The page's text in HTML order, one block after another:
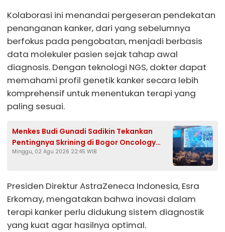
Kolaborasi ini menandai pergeseran pendekatan
penanganan kanker, dari yang sebelumnya
berfokus pada pengobatan, menjadi berbasis
data molekuler pasien sejak tahap awal
diagnosis. Dengan teknologi NGS, dokter dapat
memahami profil genetik kanker secara lebih
komprehensif untuk menentukan terapi yang
paling sesuai.
Menkes Budi Gunadi Sadikin Tekankan
Pentingnya Skrining di Bogor Oncology
Summit 2026
Minggu, 02 Agu 2026 22:45 WIB
Presiden Direktur AstraZeneca Indonesia, Esra
Erkomay, mengatakan bahwa inovasi dalam
terapi kanker perlu didukung sistem diagnostik
yang kuat agar hasilnya optimal.